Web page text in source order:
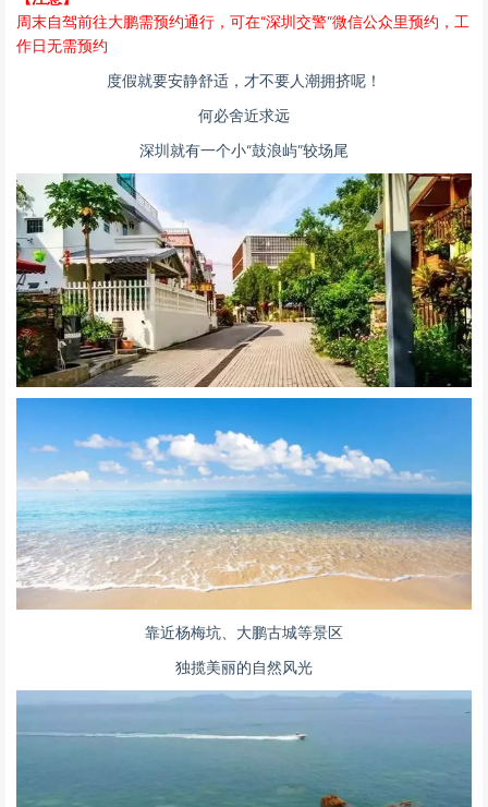
周末自驾前往大鹏需预约通行，可在“深圳交警”微信公众里预约，工
作日无需预约
度假就要安静舒适，才不要人潮拥挤呢！
何必舍近求远
深圳就有一个小“鼓浪屿”较场尾
靠近杨梅坑、大鹏古城等景区
独揽美丽的自然风光